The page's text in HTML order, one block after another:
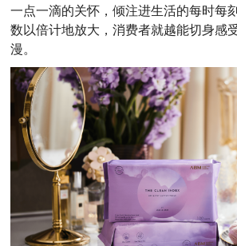
一点一滴的关怀，倾注进生活的每时每
数以倍计地放大，消费者就越能切身感
漫。